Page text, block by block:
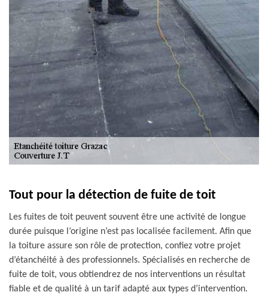
Tout pour la détection de fuite de toit
Les fuites de toit peuvent souvent être une activité de longue
durée puisque l’origine n’est pas localisée facilement. Afin que
la toiture assure son rôle de protection, confiez votre projet
d’étanchéité à des professionnels. Spécialisés en recherche de
fuite de toit, vous obtiendrez de nos interventions un résultat
fiable et de qualité à un tarif adapté aux types d’intervention.